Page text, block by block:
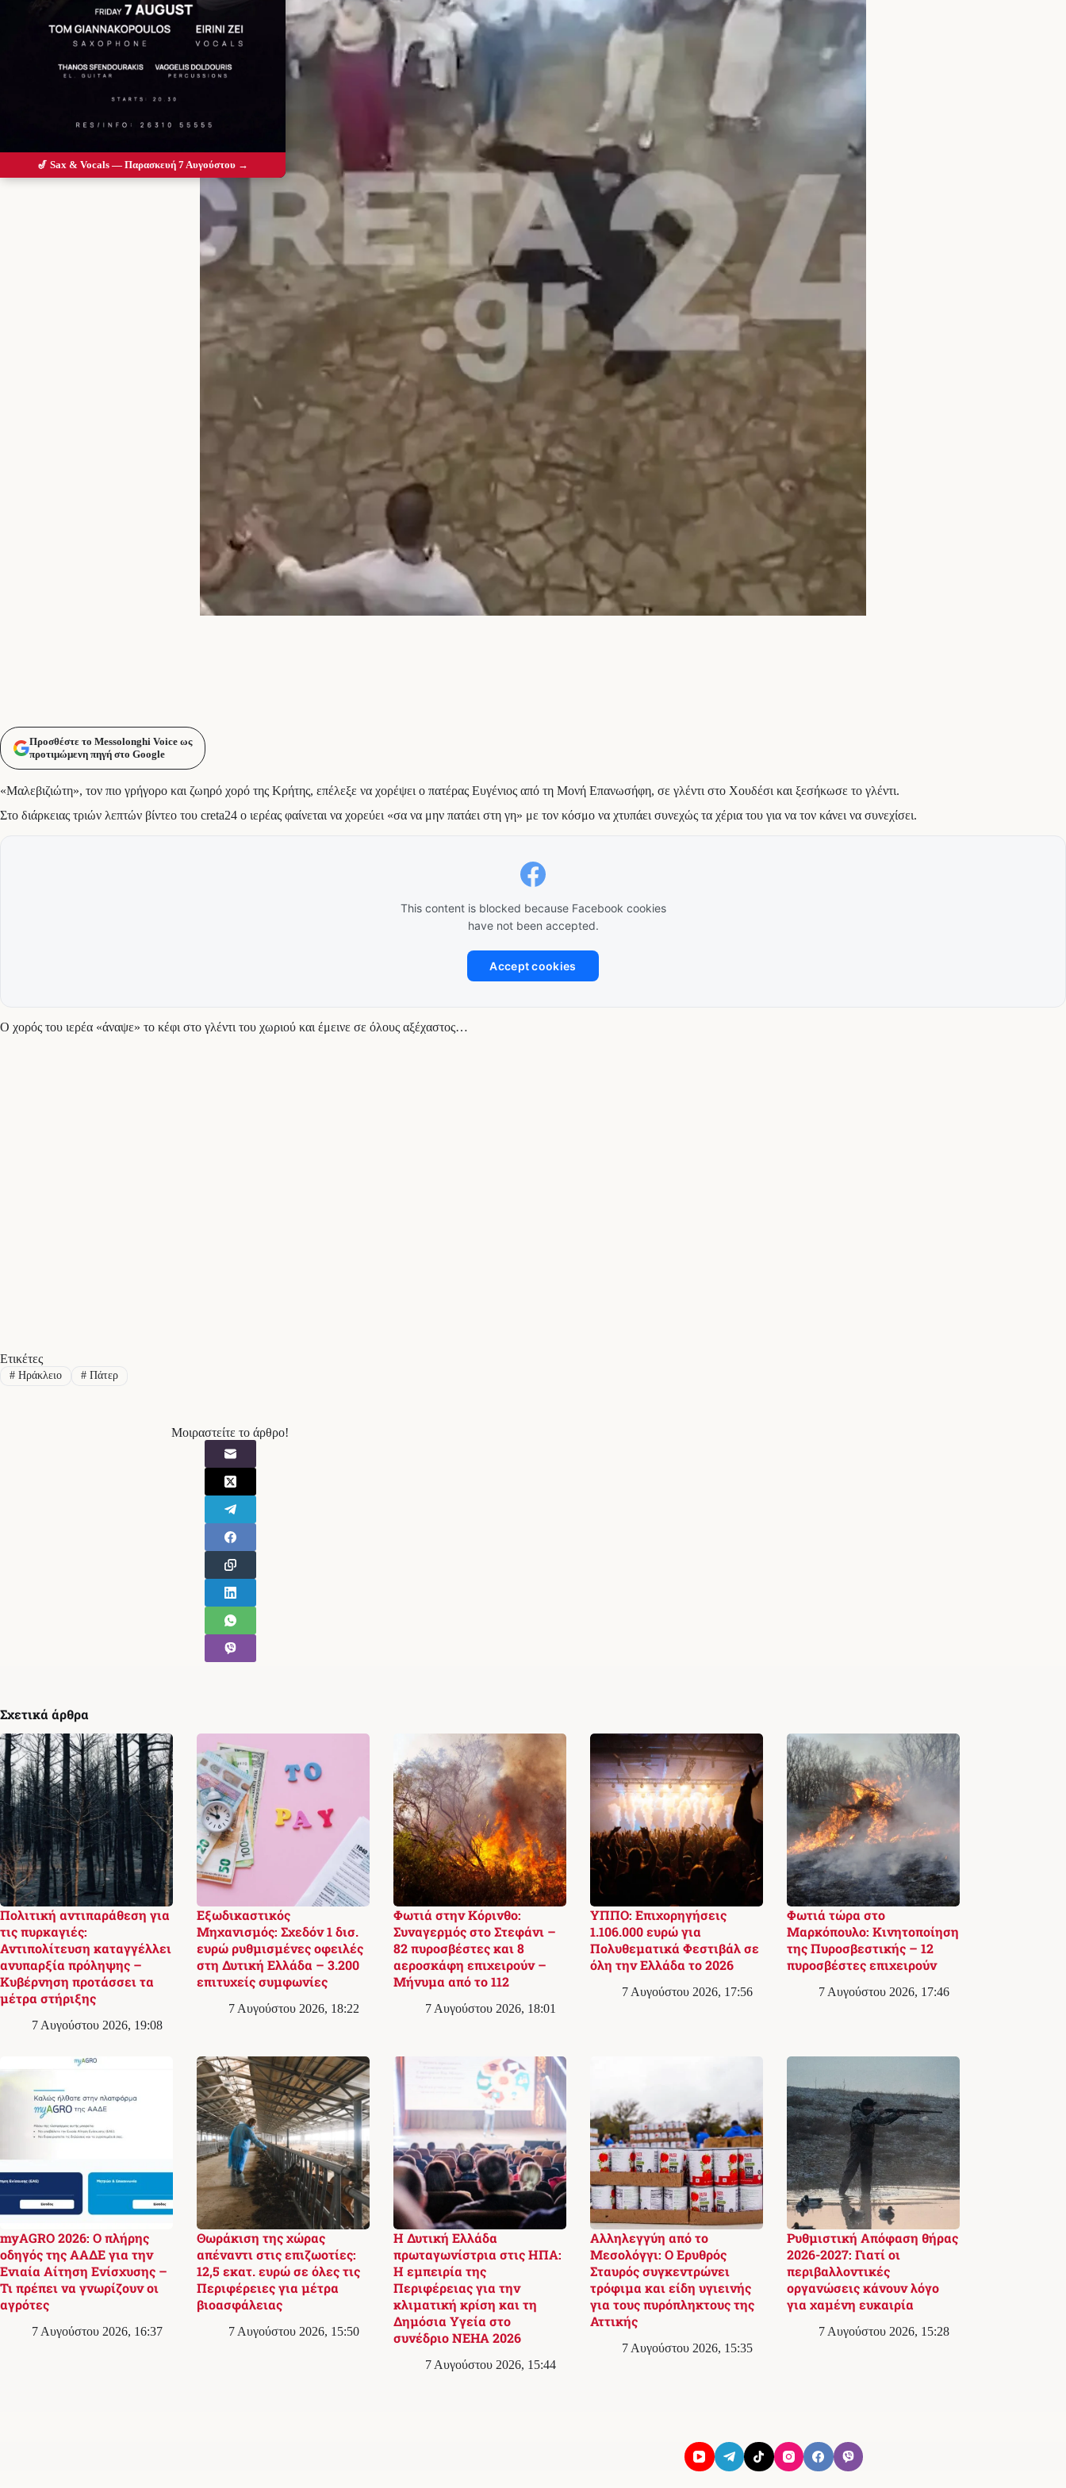
Προσθέστε το Messolonghi Voice ως
προτιμώμενη πηγή στο Google
«Μαλεβιζιώτη», τον πιο γρήγορο και ζωηρό χορό της Κρήτης, επέλεξε να χορέψει ο πατέρας Ευγένιος από τη Μονή Επανωσήφη, σε γλέντι στο Χουδέσι και ξεσήκωσε το γλέντι.
Στο διάρκειας τριών λεπτών βίντεο του creta24 ο ιερέας φαίνεται να χορεύει «σα να μην πατάει στη γη» με τον κόσμο να χτυπάει συνεχώς τα χέρια του για να τον κάνει να συνεχίσει.
This content is blocked because Facebook cookies
have not been accepted.
Accept cookies
Ο χορός του ιερέα «άναψε» το κέφι στο γλέντι του χωριού και έμεινε σε όλους αξέχαστος…
Ετικέτες
#Ηράκλειο #Πάτερ
Μοιραστείτε το άρθρο!
Σχετικά άρθρα
Πολιτική αντιπαράθεση για
τις πυρκαγιές:
Αντιπολίτευση καταγγέλλει
ανυπαρξία πρόληψης –
Κυβέρνηση προτάσσει τα
μέτρα στήριξης
7 Αυγούστου 2026, 19:08
Εξωδικαστικός
Μηχανισμός: Σχεδόν 1 δισ.
ευρώ ρυθμισμένες οφειλές
στη Δυτική Ελλάδα – 3.200
επιτυχείς συμφωνίες
7 Αυγούστου 2026, 18:22
Φωτιά στην Κόρινθο:
Συναγερμός στο Στεφάνι –
82 πυροσβέστες και 8
αεροσκάφη επιχειρούν –
Μήνυμα από το 112
7 Αυγούστου 2026, 18:01
ΥΠΠΟ: Επιχορηγήσεις
1.106.000 ευρώ για
Πολυθεματικά Φεστιβάλ σε
όλη την Ελλάδα το 2026
7 Αυγούστου 2026, 17:56
Φωτιά τώρα στο
Μαρκόπουλο: Κινητοποίηση
της Πυροσβεστικής – 12
πυροσβέστες επιχειρούν
7 Αυγούστου 2026, 17:46
myAGRO 2026: Ο πλήρης
οδηγός της ΑΑΔΕ για την
Ενιαία Αίτηση Ενίσχυσης –
Τι πρέπει να γνωρίζουν οι
αγρότες
7 Αυγούστου 2026, 16:37
Θωράκιση της χώρας
απέναντι στις επιζωοτίες:
12,5 εκατ. ευρώ σε όλες τις
Περιφέρειες για μέτρα
βιοασφάλειας
7 Αυγούστου 2026, 15:50
Η Δυτική Ελλάδα
πρωταγωνίστρια στις ΗΠΑ:
Η εμπειρία της
Περιφέρειας για την
κλιματική κρίση και τη
Δημόσια Υγεία στο
συνέδριο NEHA 2026
7 Αυγούστου 2026, 15:44
Αλληλεγγύη από το
Μεσολόγγι: Ο Ερυθρός
Σταυρός συγκεντρώνει
τρόφιμα και είδη υγιεινής
για τους πυρόπληκτους της
Αττικής
7 Αυγούστου 2026, 15:35
Ρυθμιστική Απόφαση θήρας
2026-2027: Γιατί οι
περιβαλλοντικές
οργανώσεις κάνουν λόγο
για χαμένη ευκαιρία
7 Αυγούστου 2026, 15:28
🎷 Sax & Vocals — Παρασκευή 7 Αυγούστου →